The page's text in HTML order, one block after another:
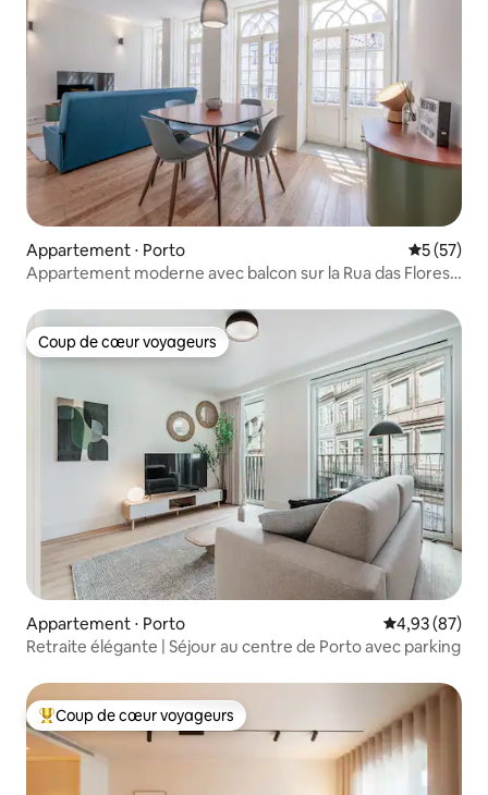
Appartement ⋅ Porto
5 (57)
Appartement moderne avec balcon sur la Rua das Flores -
Coup de cœur voyageurs
Coup de cœur voyageurs
Appartement ⋅ Porto Évaluation
4,93 (87)
Retraite élégante | Séjour au centre de Porto avec parking
Coups de cœur voyageurs les plus appréciés
Coup de cœur voyageurs